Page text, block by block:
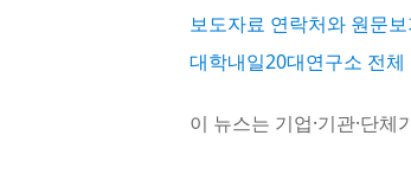
보도자료 연락처와 원문
대학내일20대연구소 전
이 뉴스는 기업·기관·단